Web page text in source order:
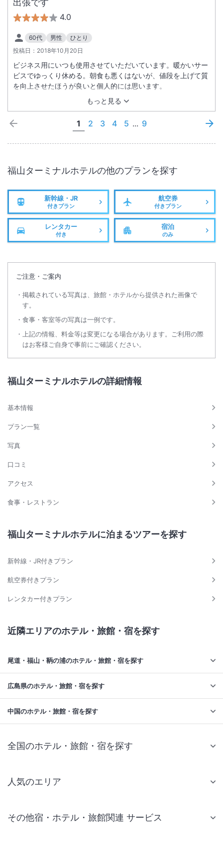
出張です
4.0
60代 男性
ひとり
投稿日： 2018年10月20日
もっと見る
ビジネス用にいつも使用させていただいています。暖かいサー
ビスでゆっくり休める。朝食も悪くはないが、値段を上げて質
を向上させたほうが良いと個人的には思います。
1 2 3 4 5 ... 9
福山ターミナルホテルの他のプランを探す
新幹線・JR
付きプラン
航空券
付きプラン
レンタカー
付き
宿泊
のみ
ご注意・ご案内
掲載されている写真は、旅館・ホテルから提供された画像で
す。
食事・客室等の写真は一例です。
上記の情報、料金等は変更になる場合があります。ご利用の際
はお客様ご自身で事前にご確認ください。
福山ターミナルホテルの詳細情報
基本情報
プラン一覧
写真
口コミ
アクセス
食事・レストラン
福山ターミナルホテルに泊まるツアーを探す
新幹線・JR付きプラン
航空券付きプラン
レンタカー付きプラン
近隣エリアのホテル・旅館・宿を探す
尾道・福山・鞆の浦のホテル・旅館・宿を探す
広島県のホテル・旅館・宿を探す
中国のホテル・旅館・宿を探す
全国のホテル・旅館・宿を探す
人気のエリア
仙台 ホテル
その他宿・ホテル・旅館関連 サービス